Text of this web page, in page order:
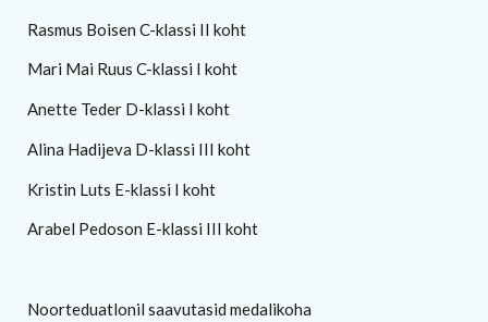
Rasmus Boisen C-klassi II koht
Mari Mai Ruus C-klassi I koht
Anette Teder D-klassi I koht
Alina Hadijeva D-klassi III koht
Kristin Luts E-klassi I koht
Arabel Pedoson E-klassi III koht
Noorteduatlonil saavutasid medalikoha